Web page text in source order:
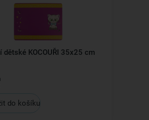
dětské KOCOUŘI 35x25 cm
do košíku